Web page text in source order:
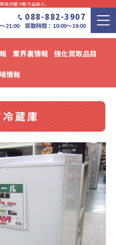
県内最⼤級の品揃え。
088-882-3907
21:00 買取時間：10:00～19:00
業界裏情報 強化買取品目
情報
ース情報 ブログ
蔵庫